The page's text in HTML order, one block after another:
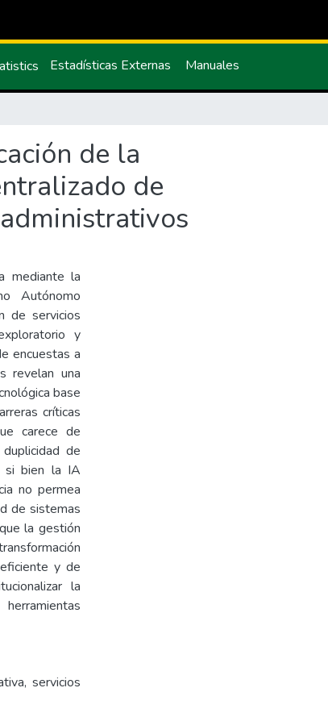
Estadísticas Externas Manuales
de la
de
mediante la
Autónomo
de servicios
y
encuestas a
revelan una
base
críticas
carece de
de
si bien la IA
no permea
de sistemas
la gestión
y de
la
servicios